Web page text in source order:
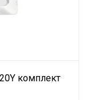
комплект